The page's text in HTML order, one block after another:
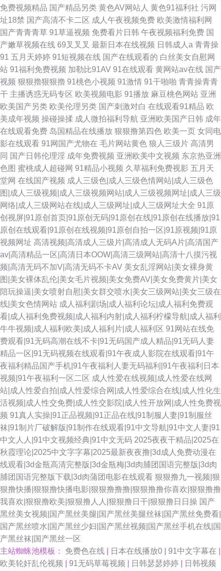
免费视频精品 国产精品另类 黄色AV网站人 黄色91福利社 污网
址18禁 国产高清不卡二区 成人午夜视频免费 欧美激情福利网
国产青青青草 91草逼视频 免费看片日韩 午夜视频福利免费 国
产嫩草视频在线 69叉叉叉 最新日本在线视频 日韩成人a 青青操
91 五月天婷婷 91短视频在线 国产在线观看的 白丝美女自慰网
站 91福利免费视频 加勒比91AV 91在线观看 黄网站av在线 国产
视频 狠狠擼狠狠擼 91桃色小视频 91激情 91干啪啪 青青操青青
干 主播诱惑无码专区 欧美视频电影 91播放 麻豆桃色网站 亚洲
欧美国产另类 欧美伦理另类 国产刺激对白 在线观看91精品 欧
美成年视频 操碰操揉 成人微拍福利导航 亚洲欧美国产日韩 成年
在线观看免费 岛国精品在线播放 狠狠撸第四色 欧美一页 女同电
影在线观看 91网国产尤物在 毛片网站黄色 狼人三级片 高清男
同 国产日韩伦理淫 成年免费视频 亚洲欧美中文视频 东京热亚洲
色图 蜜桃成人超碰网 91精品小视频 久草福利免费视影 五月天
堂网 在线国产视频 成人三级色|成人三级色情网站|成人三级色
图|成人三级视频|成人三级视频网站|成人三级视频网址|成人三级
网络|成人三级网站在线|成人三级网址|成人三级网址大全 91原
创视屏|91原创首页|91原创无码|91原创在线|91原创在线播放|91
原创在线观看|91原创在线视频|91原创自拍一区|91原视频|91原
视频网址 高清视频|高清成人三级片|高清成人无码A片|高清国产
av|高清精品一区|高清日本OOW|高清三级网站|高清十八摸污视
频|高清无码不加V|高清无码不卡AV 美女乱淫网站|美女裸身黄
图|美女裸体乱伦|美女毛片视频|美女免费AV|美女免费黄片|美女
陪玩操逼|美女喷射自慰|美女群交喷水|美女三级网站|美女三级在
线|美女色情网站 成人福利剧场|成人福利论坛|成人福利免费观
看|成人福利免费视频|成人福利内射|成人福利柠檬导航|成人福利
牛牛视频|成人福利欧美|成人福利片|成人福利区 91网站在线免
费观看|91无码高潮在线不卡|91无码国产成人精品|91无码人妻
精品一区|91无码视频在线观看|91午夜成人影院在线观看|91午
夜福利精品国产手机|91午夜福利人妻无码福利|91午夜福利日本
视频|91午夜福利一区二区 成人性爱在线视频|成人性爱在线网
站|成人性爱自拍|成人性爱综合网|成人性爱综合在线|成人性化生
活视频|成人性交免费|成人性交影院|成人性开放网|成人性免费视
频 91真人实操|91正品视频|91正品在线|91制服人妻|91制服丝
袜|91制片厂破解版|91制作在线观看|91中文导航|91中文人妻|91
中文人人|91中文视频经典|91中文无码 2025夜夜干精品|2025在
秋霞理论|2025中文字字幕|2025最新夜夜撸|3d成人免费动漫在
线观看|3d金瓶高清完整版|3d金瓶梅|3d肉脯团国语完整版|3d肉
脯团国语完整版下载|3d肉蒲团电影在线观看 狠狠撸九一视频|狠
狠撸快播|狠狠撸快播电影|狠狠撸撸撸|狠狠撸撸你喜欢|狠狠撸撸
我喜欢|狠狠撸欧美|狠狠撸人人|狠狠撸日干|狠狠撸日日操 国产
黑丝美女视频|国产黑丝美腿|国产黑丝美腿丝袜|国产黑丝免费看|
国产黑丝喷水|国产黑丝少妇|国产黑丝视频|国产黑丝手机在线|国
产黑丝袜|国产黑丝一区
主站蜘蛛池模板： 免费色在线 日本在线播放0 91中文字幕在
欧美轮奸乱伦视频
91无码草莓视频 日韩瑟瑟婷婷
日韩视频